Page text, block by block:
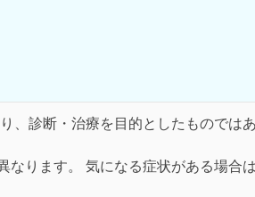
、診断・治療を目的としたものでは
ります。 気になる症状がある場合は